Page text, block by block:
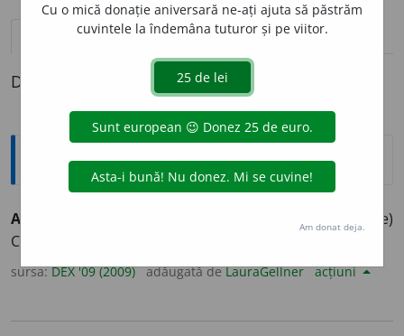
definiții (1)
Definiția cu ID-ul 828056:
Explicative DEX
ANTIF
(Despre materiale)
Care atenuează zgomotul; antizgomot. –
sursa:DEX '09 (2009) adăugată deLauraGellner acțiuni
Cu o mică donație aniversară ne-ați ajuta să păstrăm
cuvintele la îndemâna tuturor și pe viitor.
Am donat deja.